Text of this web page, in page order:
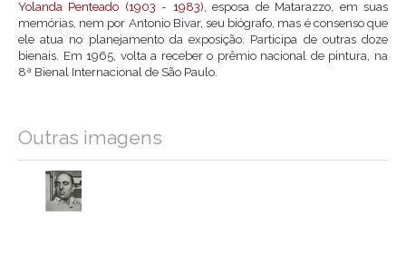
Yolanda Penteado (1903 - 1983) , esposa de Matarazzo, em suas
memórias, nem por Antonio Bivar, seu biógrafo, mas é consenso que
ele atua no planejamento da exposição. Participa de outras doze
bienais. Em 1965, volta a receber o prêmio nacional de pintura, na
8ª Bienal Internacional de São Paulo.
Outras imagens